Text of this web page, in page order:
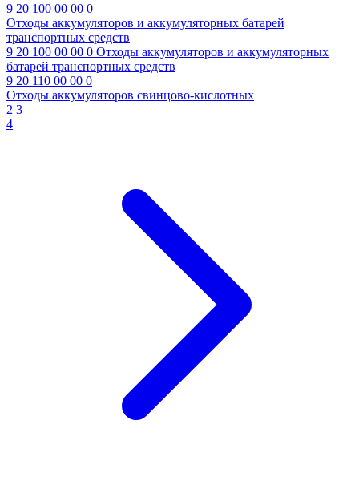
9 20 100 00 00 0
Отходы аккумуляторов и аккумуляторных батарей
транспортных средств
9 20 100 00 00 0 Отходы аккумуляторов и аккумуляторных
батарей транспортных средств
9 20 110 00 00 0
Отходы аккумуляторов свинцово-кислотных
2 3
4